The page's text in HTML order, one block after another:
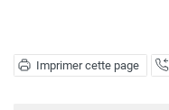
Imprimer cette page